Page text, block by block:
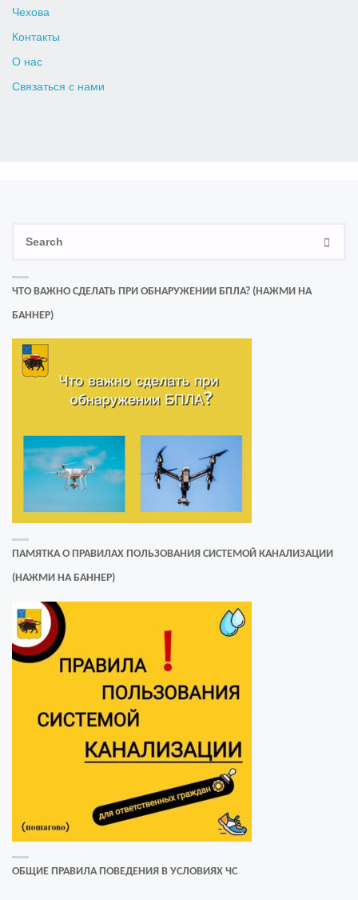
Чехова
Контакты
О нас
Связаться с нами
ЧТО ВАЖНО СДЕЛАТЬ ПРИ ОБНАРУЖЕНИИ БПЛА? (НАЖМИ НА
БАННЕР)
ПАМЯТКА О ПРАВИЛАХ ПОЛЬЗОВАНИЯ СИСТЕМОЙ КАНАЛИЗАЦИИ
(НАЖМИ НА БАННЕР)
ОБЩИЕ ПРАВИЛА ПОВЕДЕНИЯ В УСЛОВИЯХ ЧС